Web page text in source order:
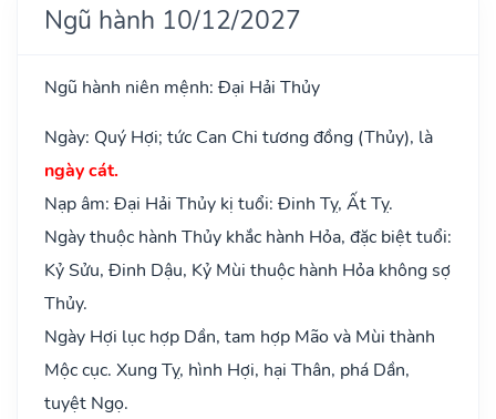
Ngũ hành 10/12/2027
Ngũ hành niên mệnh: Đại Hải Thủy
Ngày: Quý Hợi; tức Can Chi tương đồng (Thủy), là
ngày cát.
Nạp âm: Đại Hải Thủy kị tuổi: Đinh Tỵ, Ất Tỵ.
Ngày thuộc hành Thủy khắc hành Hỏa, đặc biệt tuổi:
Kỷ Sửu, Đinh Dậu, Kỷ Mùi thuộc hành Hỏa không sợ
Thủy.
Ngày Hợi lục hợp Dần, tam hợp Mão và Mùi thành
Mộc cục. Xung Tỵ, hình Hợi, hại Thân, phá Dần,
tuyệt Ngọ.